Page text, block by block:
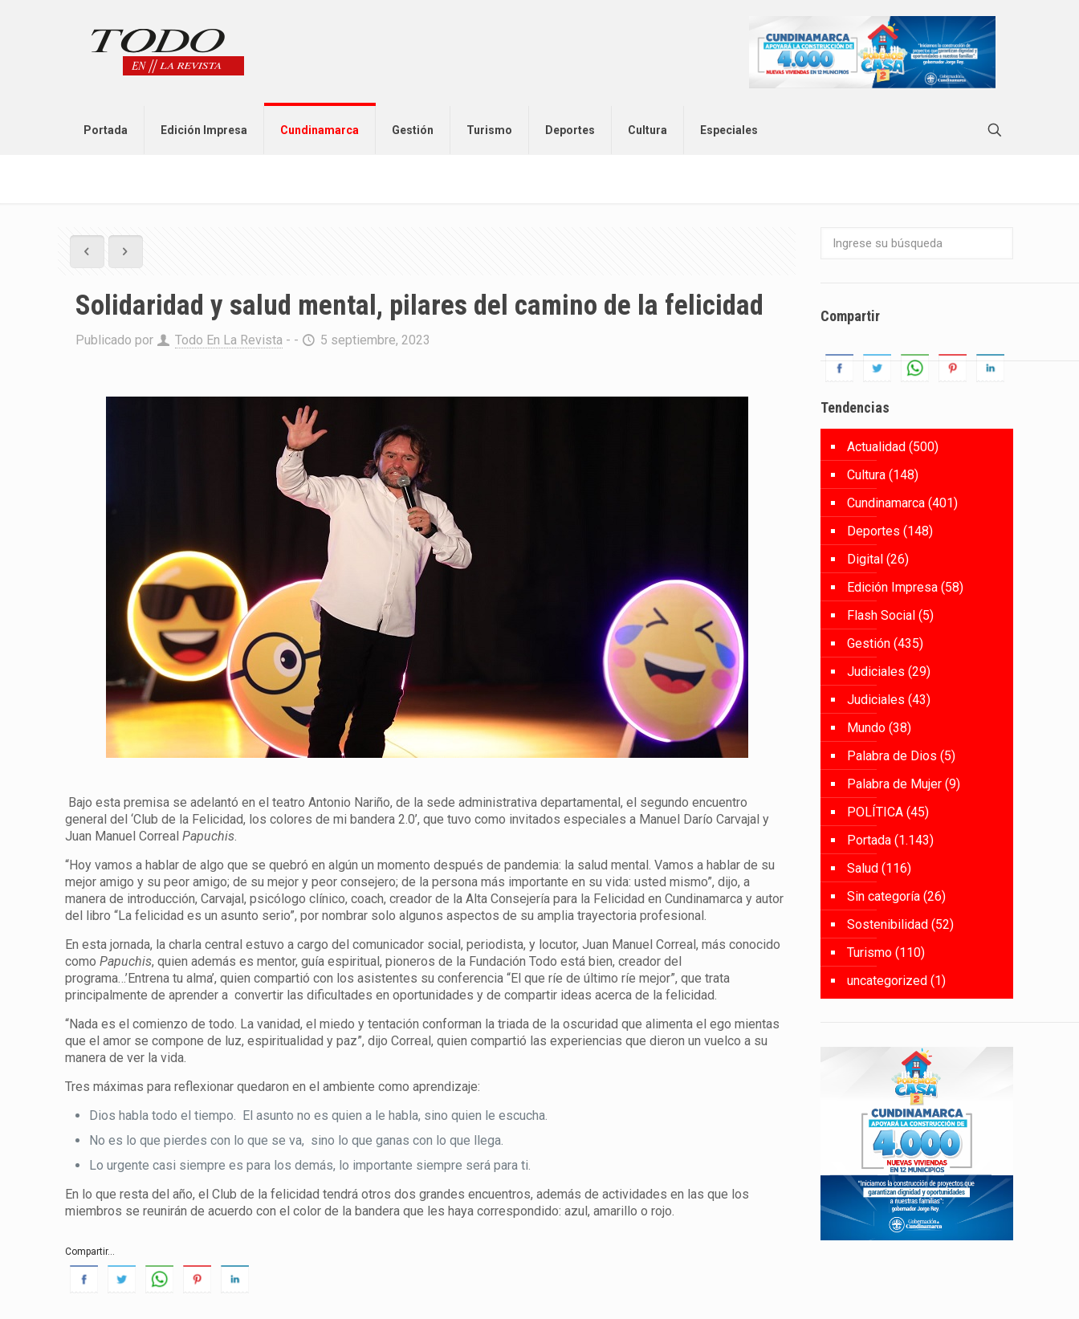
Portada Edición Impresa Cundinamarca Gestión Turismo Deportes Cultura Especiales
Solidaridad y salud mental, pilares del camino de la felicidad
Publicado por Todo En La Revista - - 5 septiembre, 2023
Bajo esta premisa se adelantó en el teatro Antonio Nariño, de la sede administrativa departamental, el segundo encuentro
general del ‘Club de la Felicidad, los colores de mi bandera 2.0’, que tuvo como invitados especiales a Manuel Darío Carvajal y
Juan Manuel CorrealPapuchis.
“Hoy vamos a hablar de algo que se quebró en algún un momento después de pandemia: la salud mental. Vamos a hablar de su
mejor amigo y su peor amigo; de su mejor y peor consejero; de la persona más importante en su vida: usted mismo”, dijo, a
manera de introducción, Carvajal, psicólogo clínico, coach, creador de la Alta Consejería para la Felicidad en Cundinamarca y autor
del libro “La felicidad es un asunto serio”, por nombrar solo algunos aspectos de su amplia trayectoria profesional.
En esta jornada, la charla central estuvo a cargo del comunicador social, periodista, y locutor, Juan Manuel Correal, más conocido
comoPapuchis, quien además es mentor, guía espiritual, pioneros de la Fundación Todo está bien, creador del
programa…’Entrena tu alma’, quien compartió con los asistentes su conferencia “El que ríe de último ríe mejor”, que trata
principalmente de aprender a convertir las dificultades en oportunidades y de compartir ideas acerca de la felicidad.
“Nada es el comienzo de todo. La vanidad, el miedo y tentación conforman la triada de la oscuridad que alimenta el ego mientas
que el amor se compone de luz, espiritualidad y paz”, dijo Correal, quien compartió las experiencias que dieron un vuelco a su
manera de ver la vida.
Tres máximas para reflexionar quedaron en el ambiente como aprendizaje:
Dios habla todo el tiempo. El asunto no es quien a le habla, sino quien le escucha.
No es lo que pierdes con lo que se va, sino lo que ganas con lo que llega.
Lo urgente casi siempre es para los demás, lo importante siempre será para ti.
En lo que resta del año, el Club de la felicidad tendrá otros dos grandes encuentros, además de actividades en las que los
miembros se reunirán de acuerdo con el color de la bandera que les haya correspondido: azul, amarillo o rojo.
Compartir...
Compartir
Tendencias
Actualidad (500)
Cultura (148)
Cundinamarca (401)
Deportes (148)
Digital (26)
Edición Impresa (58)
Flash Social (5)
Gestión (435)
Judiciales (29)
Judiciales (43)
Mundo (38)
Palabra de Dios (5)
Palabra de Mujer (9)
POLÍTICA (45)
Portada (1.143)
Salud (116)
Sin categoría (26)
Sostenibilidad (52)
Turismo (110)
uncategorized (1)